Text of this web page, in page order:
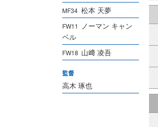
MF34 松本 天夢
FW11
ノーマン キャン
ベル
FW18 山﨑 凌吾
監督
高木 琢也